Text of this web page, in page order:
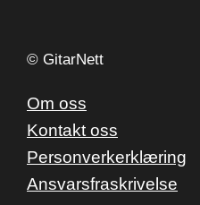
© GitarNett
Om oss
Kontakt oss
Personverkerklæring
Ansvarsfraskrivelse